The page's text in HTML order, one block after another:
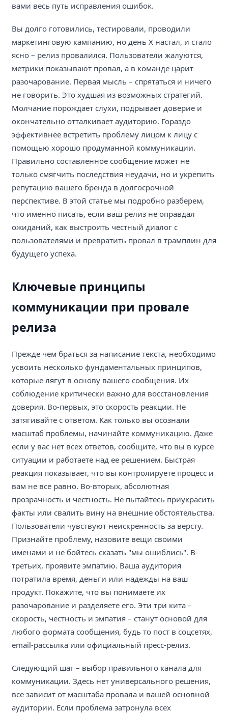
вами весь путь исправления ошибок.
Вы долго готовились, тестировали, проводили
маркетинговую кампанию, но день Х настал, и стало
ясно – релиз провалился. Пользователи жалуются,
метрики показывают провал, а в команде царит
разочарование. Первая мысль – спрятаться и ничего
не говорить. Это худшая из возможных стратегий.
Молчание порождает слухи, подрывает доверие и
окончательно отталкивает аудиторию. Гораздо
эффективнее встретить проблему лицом к лицу с
помощью хорошо продуманной коммуникации.
Правильно составленное сообщение может не
только смягчить последствия неудачи, но и укрепить
репутацию вашего бренда в долгосрочной
перспективе. В этой статье мы подробно разберем,
что именно писать, если ваш релиз не оправдал
ожиданий, как выстроить честный диалог с
пользователями и превратить провал в трамплин для
будущего успеха.
Ключевые принципы
коммуникации при провале
релиза
Прежде чем браться за написание текста, необходимо
усвоить несколько фундаментальных принципов,
которые лягут в основу вашего сообщения. Их
соблюдение критически важно для восстановления
доверия. Во-первых, это скорость реакции. Не
затягивайте с ответом. Как только вы осознали
масштаб проблемы, начинайте коммуникацию. Даже
если у вас нет всех ответов, сообщите, что вы в курсе
ситуации и работаете над ее решением. Быстрая
реакция показывает, что вы контролируете процесс и
вам не все равно. Во-вторых, абсолютная
прозрачность и честность. Не пытайтесь приукрасить
факты или свалить вину на внешние обстоятельства.
Пользователи чувствуют неискренность за версту.
Признайте проблему, назовите вещи своими
именами и не бойтесь сказать "мы ошиблись". В-
третьих, проявите эмпатию. Ваша аудитория
потратила время, деньги или надежды на ваш
продукт. Покажите, что вы понимаете их
разочарование и разделяете его. Эти три кита –
скорость, честность и эмпатия – станут основой для
любого формата сообщения, будь то пост в соцсетях,
email-рассылка или официальный пресс-релиз.
Следующий шаг – выбор правильного канала для
коммуникации. Здесь нет универсального решения,
все зависит от масштаба провала и вашей основной
аудитории. Если проблема затронула всех